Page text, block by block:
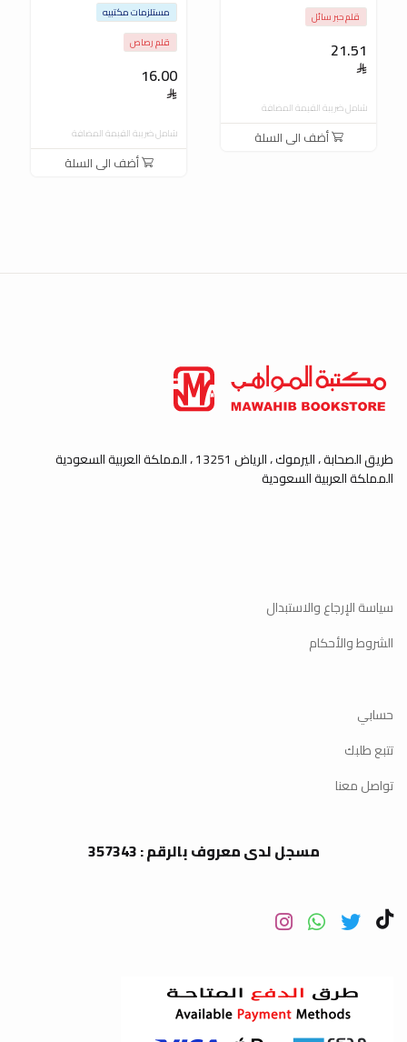
21.51
قلم حبر سائل
شامل ضريبة القيمة المضافة
أضف الى السلة
16.00
مستلزمات مكتبيه
قلم رصاص
شامل ضريبة القيمة المضافة
أضف الى السلة
طريق الصحابة ، اليرموك ، الرياض 13251 ، المملكة العربية السعودية
المملكة العربية السعودية
سياسة الإرجاع والاستبدال
الشروط والأحكام
حسابي
تتبع طلبك
تواصل معنا
مسجل لدى معروف بالرقم : 357343